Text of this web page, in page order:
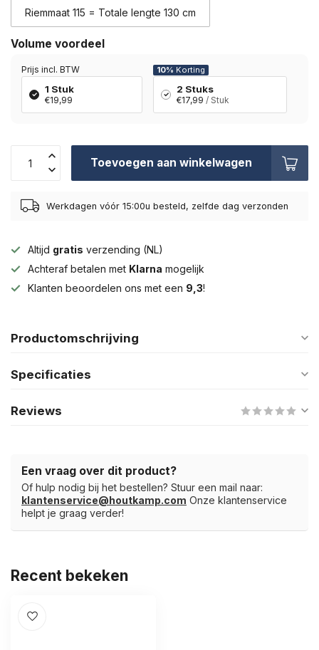
Riemmaat 115 = Totale lengte 130 cm
Volume voordeel
Prijs incl. BTW
1 Stuk
€19,99
10% Korting
2 Stuks
€17,99 / Stuk
Toevoegen aan winkelwagen
Werkdagen vóór 15:00u besteld, zelfde dag verzonden
Altijd gratis verzending (NL)
Achteraf betalen met Klarna mogelijk
Klanten beoordelen ons met een 9,3!
Productomschrijving
Specificaties
Reviews
Een vraag over dit product?
Of hulp nodig bij het bestellen? Stuur een mail naar:
klantenservice@houtkamp.com Onze klantenservice
helpt je graag verder!
Recent bekeken